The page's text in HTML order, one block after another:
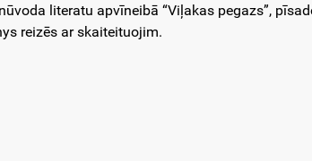
literatu apvīneibā “Viļakas pegazs”,
reizēs ar skaiteituojim.